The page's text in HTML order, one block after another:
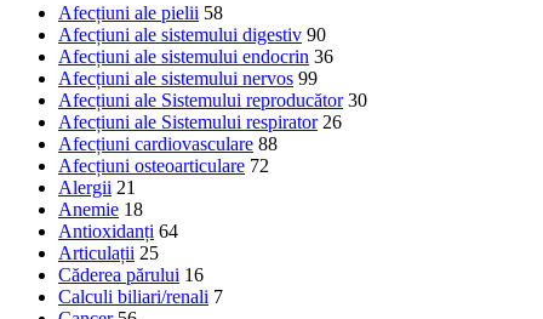
Afecțiuni ale pielii 58
Afecțiuni ale sistemului digestiv 90
Afecțiuni ale sistemului endocrin 36
Afecțiuni ale sistemului nervos 99
Afecțiuni ale Sistemului reproducător 30
Afecțiuni ale Sistemului respirator 26
Afecțiuni cardiovasculare 88
Afecțiuni osteoarticulare 72
Alergii 21
Anemie 18
Antioxidanți 64
Articulații 25
Căderea părului 16
Calculi biliari/renali 7